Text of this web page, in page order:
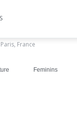
France
Feminins